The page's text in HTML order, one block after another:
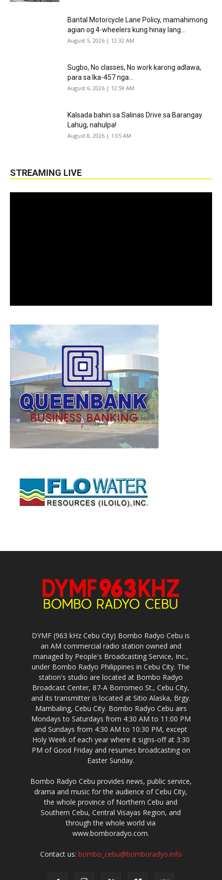
Bantal Motorcycle Lane Policy, mamahimong
agian og 4-wheelers kung hinay lang...
August 5, 2026 | 12:32 AM
Sugbo, No classes, No work karong adlawa,
para sa Ika-457 nga...
August 6, 2026 | 12:59 AM
Kalsada bahin sa Salinas Drive sa Barangay
Lahug, nahulpa!
August 8, 2026 | 1:05 AM
STREAMING LIVE
DYMF (963 kHz Cebu City) Bombo Radyo Cebu is
an AM commercial radio station owned and
managed by People's Broadcasting Service, Inc.,
under Bombo Radyo Philippines in Cebu City. The
station's studio are located at Bombo Radyo
Broadcast Center, 87-A Borromeo St., Cebu City,
and its transmitter is located at Sitio Alaska, Brgy.
Mambaling, Cebu City. Bombo Radyo Cebu airs
Mondays to Saturdays from 4:30 AM to 11:00 PM
and Sundays from 4:30 AM to 10:30 PM, except
Holy Week of each year where it signs-off at 3:30
PM of Good Friday and resumes broadcasting on
Easter Sunday.
Bombo Radyo Cebu provides news, public service,
drama and music for the audience of Cebu City,
the whole province of Northern Cebu and
Southern Cebu, Central Visayas Region, and
through the whole world via
www.bomboradyo.com.
Contact us: bombo_cebu@bomboradyo.info